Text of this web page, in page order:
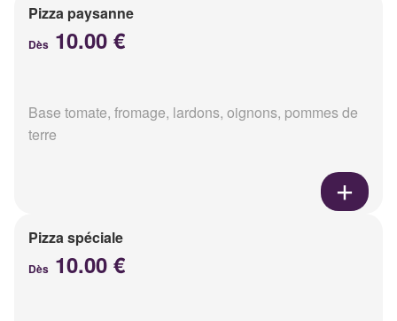
Pizza paysanne
Dès 10.00 €
Base tomate, fromage, lardons, oignons, pommes de
terre
Pizza spéciale
Dès 10.00 €